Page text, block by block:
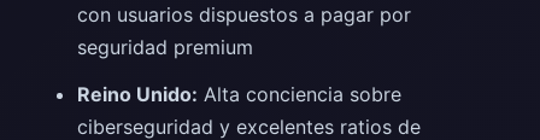
con usuarios dispuestos a pagar por
seguridad premium
Reino Unido: Alta conciencia sobre
ciberseguridad y excelentes ratios de